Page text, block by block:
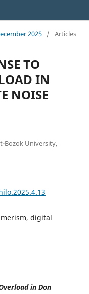
2025 / Articles
TO
IN
NOISE
Bozok University,
digital
in Don